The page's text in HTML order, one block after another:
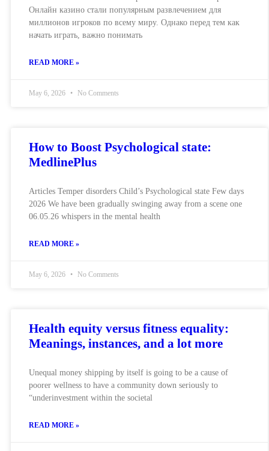
Онлайн казино стали популярным развлечением для
миллионов игроков по всему миру. Однако перед тем как
начать играть, важно понимать
READ MORE »
May 6, 2026 No Comments
How to Boost Psychological state:
MedlinePlus
Articles Temper disorders Child’s Psychological state Few days
2026 We have been gradually swinging away from a scene one
06.05.26 whispers in the mental health
READ MORE »
May 6, 2026 No Comments
Health equity versus fitness equality:
Meanings, instances, and a lot more
Unequal money shipping by itself is going to be a cause of
poorer wellness to have a community down seriously to
“underinvestment within the societal
READ MORE »